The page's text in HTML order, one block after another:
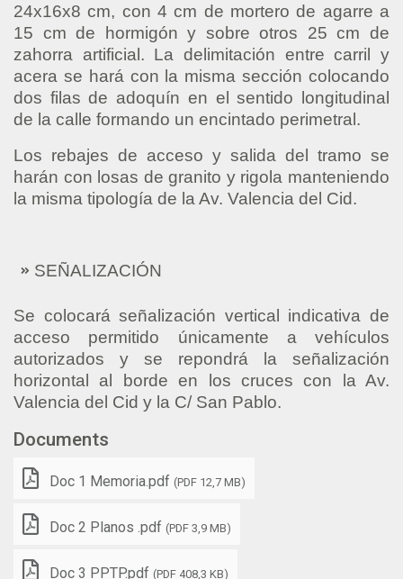
24x16x8 cm, con 4 cm de mortero de agarre a
15 cm de hormigón y sobre otros 25 cm de
zahorra artificial. La delimitación entre carril y
acera se hará con la misma sección colocando
dos filas de adoquín en el sentido longitudinal
de la calle formando un encintado perimetral.
Los rebajes de acceso y salida del tramo se
harán con losas de granito y rigola manteniendo
la misma tipología de la Av. Valencia del Cid.
SEÑALIZACIÓN
Se colocará señalización vertical indicativa de
acceso permitido únicamente a vehículos
autorizados y se repondrá la señalización
horizontal al borde en los cruces con la Av.
Valencia del Cid y la C/ San Pablo.
Documents
Doc 1 Memoria.pdf (PDF 12,7 MB)
Doc 2 Planos .pdf (PDF 3,9 MB)
Doc 3 PPTP.pdf (PDF 408,3 KB)